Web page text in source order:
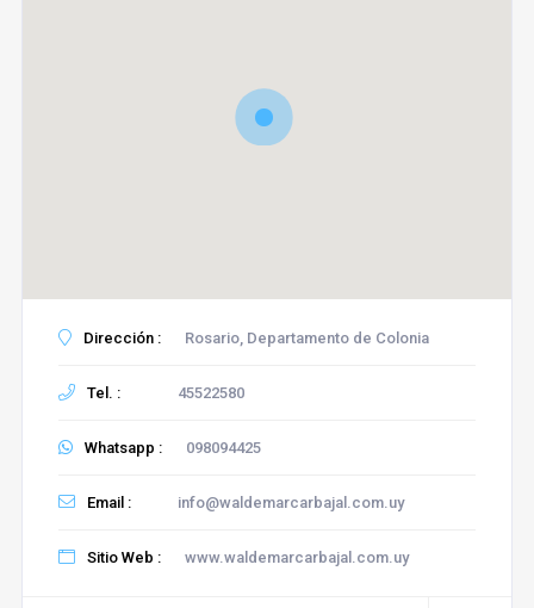
Dirección : Rosario, Departamento de Colonia
Tel. : 45522580
Whatsapp : 098094425
Email : info@waldemarcarbajal.com.uy
Sitio Web : www.waldemarcarbajal.com.uy